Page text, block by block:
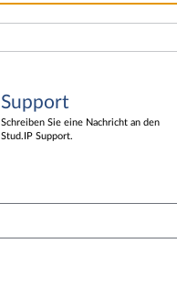
Support
Schreiben Sie eine Nachricht an den
Stud.IP Support.